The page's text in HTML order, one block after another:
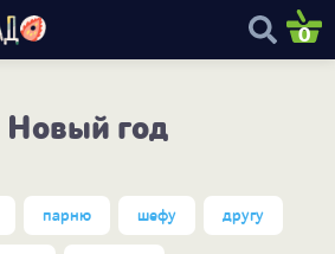
0
год
парню шефу другу